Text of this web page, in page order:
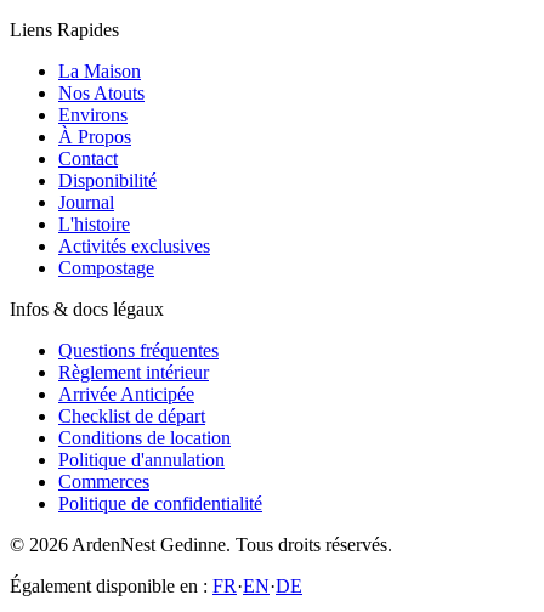
Liens Rapides
La Maison
Nos Atouts
Environs
À Propos
Contact
Disponibilité
Journal
L'histoire
Activités exclusives
Compostage
Infos & docs légaux
Questions fréquentes
Règlement intérieur
Arrivée Anticipée
Checklist de départ
Conditions de location
Politique d'annulation
Commerces
Politique de confidentialité
© 2026 ArdenNest Gedinne. Tous droits réservés.
Également disponible en : FR·EN·DE